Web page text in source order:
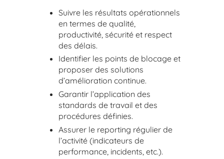
Suivre les résultats opérationnels
en termes de qualité,
productivité, sécurité et respect
des délais.
Identifier les points de blocage et
proposer des solutions
d’amélioration continue.
Garantir l’application des
standards de travail et des
procédures définies.
Assurer le reporting régulier de
l’activité (indicateurs de
performance, incidents, etc.).